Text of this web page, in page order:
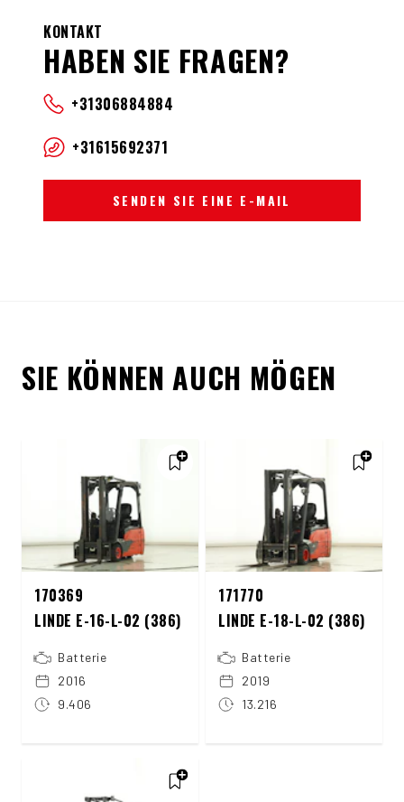
KONTAKT
HABEN SIE FRAGEN?
+31306884884
+31615692371
SENDEN SIE EINE E-MAIL
SIE KÖNNEN AUCH MÖGEN
170369
LINDE E-16-L-02 (386)
Batterie
2016
9.406
171770
LINDE E-18-L-02 (386)
Batterie
2019
13.216